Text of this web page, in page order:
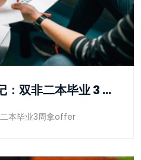
澳洲护理留学逆袭记：双非二本毕业 3 周拿 offer
本毕业3周拿offer